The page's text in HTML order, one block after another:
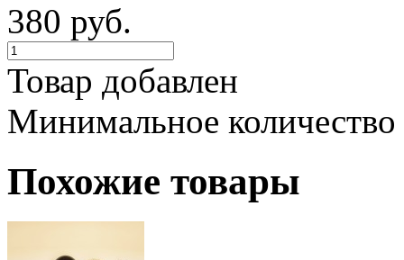
380 руб.
Товар добавлен
Минимальное
Похожие товары